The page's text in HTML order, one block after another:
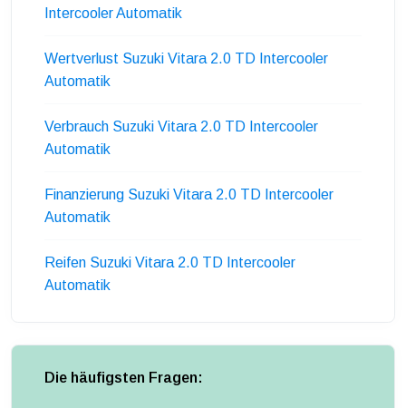
Intercooler Automatik
Wertverlust Suzuki Vitara 2.0 TD Intercooler
Automatik
Verbrauch Suzuki Vitara 2.0 TD Intercooler
Automatik
Finanzierung Suzuki Vitara 2.0 TD Intercooler
Automatik
Reifen Suzuki Vitara 2.0 TD Intercooler
Automatik
Die häufigsten Fragen: